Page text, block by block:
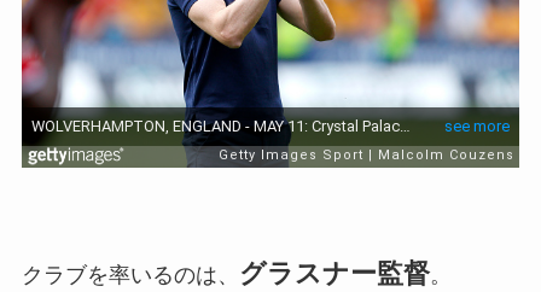
クラブを率いるのは、 グラスナー監督。